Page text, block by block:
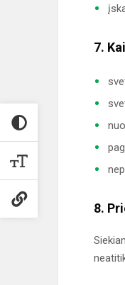
7.
8.